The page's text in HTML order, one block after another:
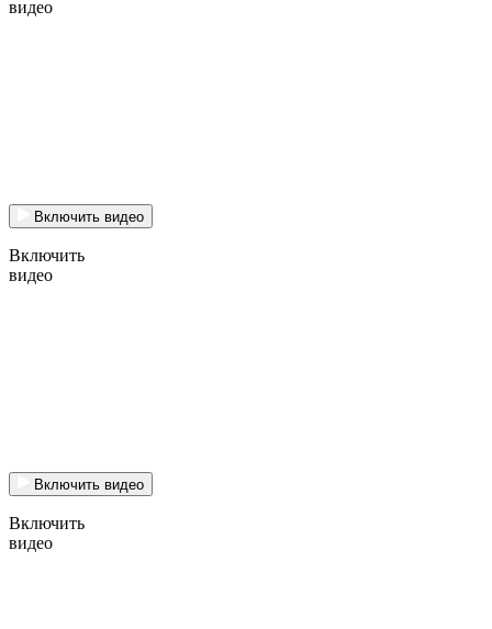
видео
Включить видео
Включить
видео
Включить видео
Включить
видео